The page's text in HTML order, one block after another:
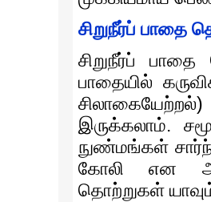
சிறுநீர்ப்
சிறுநீர்ப் பாதை
பாதையில்
இருக்கலாம்.
நுண்மங்கள்
கோலி என
தொற்றுகள்